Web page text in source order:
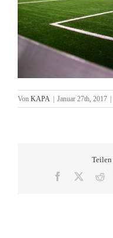
Von KAPA Januar 27th, 2017
Facebook